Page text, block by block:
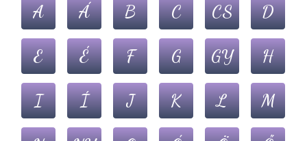
A Á B C CS D
E É F G GY H
I Í J K L M